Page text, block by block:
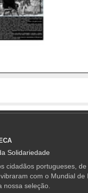
Solidariedade
cidadãos portugueses,
com o Mundial de
nossa seleção.